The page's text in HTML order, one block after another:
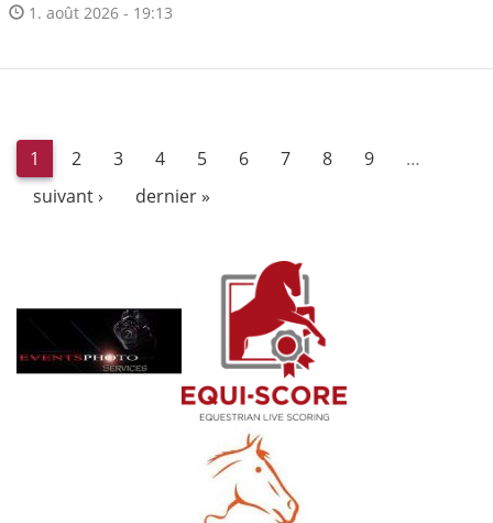
1. août 2026 - 19:13
1 2 3 4 5 6 7 8 9
…
suivant ›
dernier »